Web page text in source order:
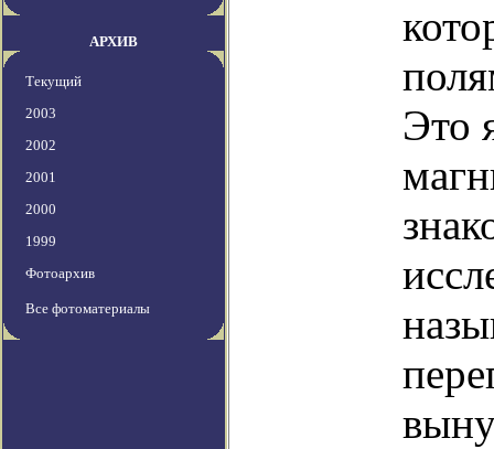
АРХИВ
Текущий
2003
2002
2001
2000
1999
Фотоархив
Все фотоматериалы
Это